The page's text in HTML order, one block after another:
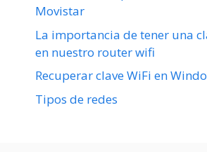
Movistar
La importancia de tener una
en nuestro router wifi
Recuperar clave WiFi en
Tipos de redes